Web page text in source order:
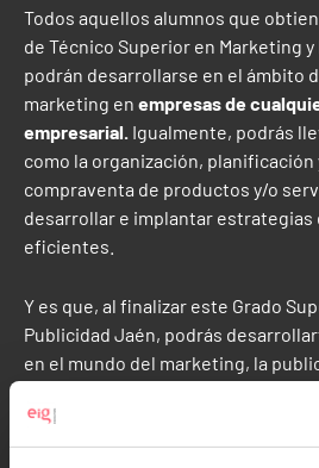
Todos aquellos alumnos que
de Técnico Superior en Marketing
podrán desarrollarse en el ámbito
marketing en empresas de
empresarial. Igualmente, podrás
como la organización, planificación
compraventa de productos y/o
desarrollar e implantar estrategias
eficientes.
Y es que, al finalizar este Grado
Publicidad Jaén, podrás
en el mundo del marketing, la